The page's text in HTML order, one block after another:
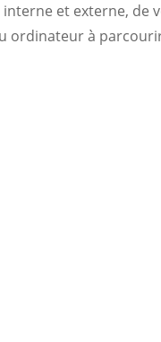
et externe, de
ordinateur à